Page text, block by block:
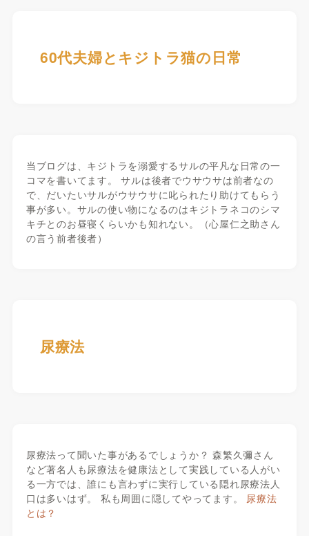
60代夫婦とキジトラ猫の日常
当ブログは、キジトラを溺愛するサルの平凡な日常の一
コマを書いてます。 サルは後者でウサウサは前者なの
で、だいたいサルがウサウサに叱られたり助けてもらう
事が多い。サルの使い物になるのはキジトラネコのシマ
キチとのお昼寝くらいかも知れない。（心屋仁之助さん
の言う前者後者）
尿療法
尿療法って聞いた事があるでしょうか？ 森繁久彌さん
など著名人も尿療法を健康法として実践している人がい
る一方では、誰にも言わずに実行している隠れ尿療法人
口は多いはず。 私も周囲に隠してやってます。 尿療法
とは？